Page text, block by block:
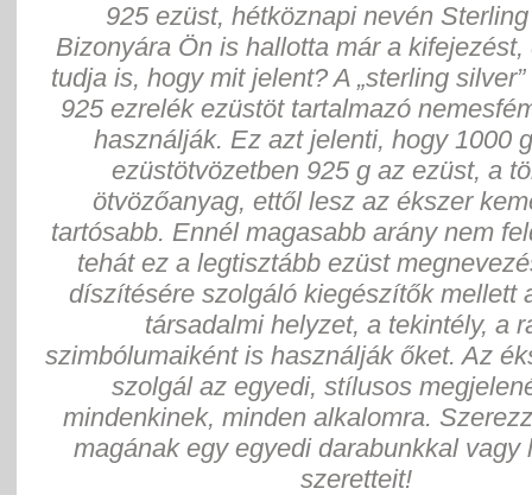
925 ezüst, hétköznapi nevén
Bizonyára Ön is hallotta már a kifejezést,
tudja is, hogy mit jelent? A „sterling
925 ezrelék ezüstöt tartalmazó
használják. Ez azt jelenti, hogy 1000
ezüstötvözetben 925 g az ezüst, a
ötvözőanyag, ettől lesz az ékszer
tartósabb. Ennél magasabb arány nem
tehát ez a legtisztább ezüst
díszítésére szolgáló kiegészítők mellett
társadalmi helyzet, a tekintély, a
szimbólumaiként is használják őket. Az
szolgál az egyedi, stílusos
mindenkinek, minden alkalomra.
magának egy egyedi darabunkkal vagy
szeretteit!